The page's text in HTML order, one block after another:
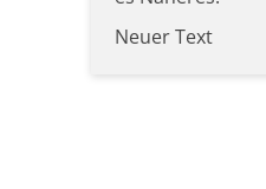
Neuer Text